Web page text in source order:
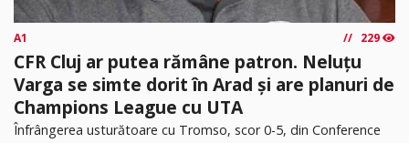
A1 229
CFR Cluj ar putea rămâne patron. Neluțu
Varga se simte dorit în Arad și are planuri de
Champions League cu UTA
Înfrângerea usturătoare cu Tromso, scor 0-5, din Conference